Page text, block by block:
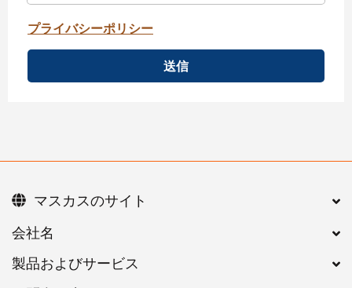
プライバシーポリシー
送信
会社名
製品およびサービス
マスカスのサイト